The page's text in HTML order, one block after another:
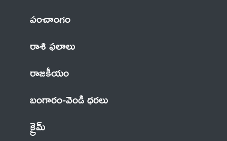
పంచాంగం
రాశి ఫలాలు
రాజకీయం
బంగారం-వెండి ధరలు
క్రైమ్